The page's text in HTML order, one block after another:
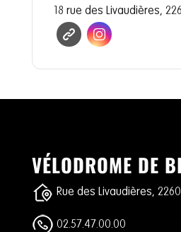
18 rue des Livaudières,
VÉLODROME DE
Rue des Livaudières,
02.57.47.00.00